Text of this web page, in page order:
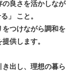
良さを活かしなが
」 こと。
つけながら調和を
供します。
出し、理想の暮ら